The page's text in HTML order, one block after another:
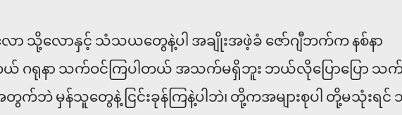
ာ သို့လောနှင့် သံသယတွေနဲ့ပါ အချိုးအဖဲ့ခံ ဇော်ဂျီဘက်က နစ်နာ
ဂရုနာ သက်ဝင်ကြပါတယ် အသက်မရှိဘူး ဘယ်လိုပြောပြော သ
ဘဲ မှန်သူတွေနဲ့ ငြင်းခုန်ကြနဲ့ပါဘဲ၊ တို့ကအများစုပါ တို့မသုံးရင်